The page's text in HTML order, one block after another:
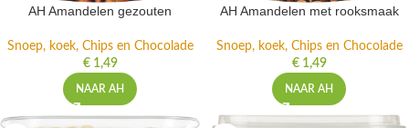
AH Amandelen gezouten
Snoep, koek, Chips en Chocolade
€1,49
NAAR AH
AH Amandelen met rooksmaak
Snoep, koek, Chips en Chocolade
€1,49
NAAR AH